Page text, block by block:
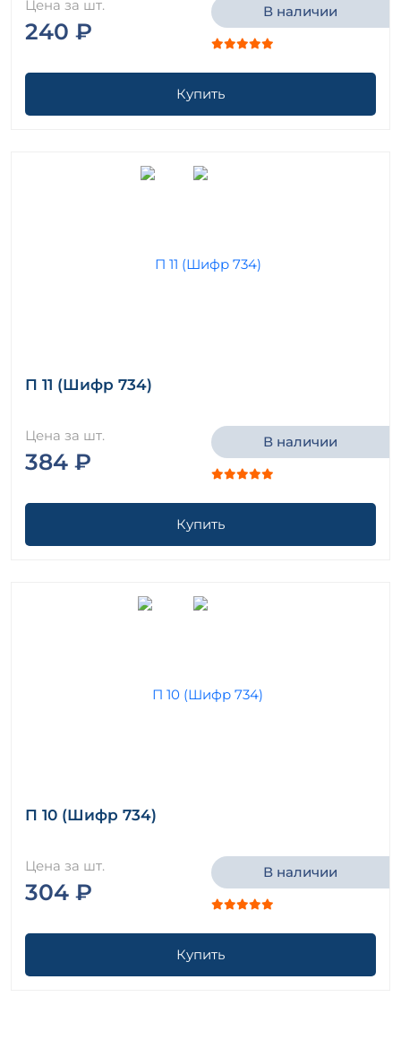
Цена за шт.
240 ₽
В наличии
Купить
П 11 (Шифр 734)
Цена за шт.
384 ₽
В наличии
Купить
П 10 (Шифр 734)
Цена за шт.
304 ₽
В наличии
Купить